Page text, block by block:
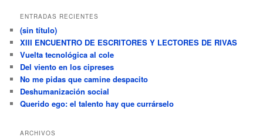
ENTRADAS RECIENTES
(sin título)
XIII ENCUENTRO DE ESCRITORES Y LECTORES DE RIVAS
Vuelta tecnológica al cole
Del viento en los cipreses
No me pidas que camine despacito
Deshumanización social
Querido ego: el talento hay que currárselo
ARCHIVOS